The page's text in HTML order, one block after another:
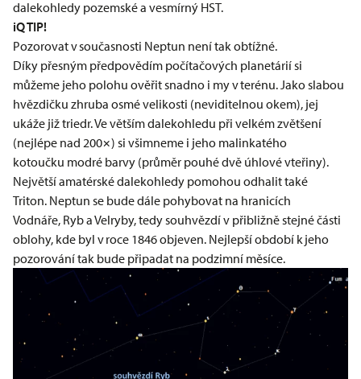
dalekohledy pozemské a vesmírný HST.
iQ TIP!
Pozorovat v současnosti Neptun není tak obtížné.
Díky přesným předpovědím počítačových planetárií si
můžeme jeho polohu ověřit snadno i my v terénu. Jako slabou
hvězdičku zhruba osmé velikosti (neviditelnou okem), jej
ukáže již triedr. Ve větším dalekohledu při velkém zvětšení
(nejlépe nad 200×) si všimneme i jeho malinkatého
kotoučku modré barvy (průměr pouhé dvě úhlové vteřiny).
Největší amatérské dalekohledy pomohou odhalit také
Triton. Neptun se bude dále pohybovat na hranicích
Vodnáře, Ryb a Velryby, tedy souhvězdí v přibližně stejné části
oblohy, kde byl v roce 1846 objeven. Nejlepší období k jeho
pozorování tak bude připadat na podzimní měsíce.